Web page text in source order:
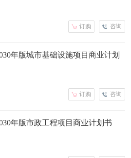
咨询
订购
年版城市基础设施项目商业计划
咨询
订购
年版市政工程项目商业计划书